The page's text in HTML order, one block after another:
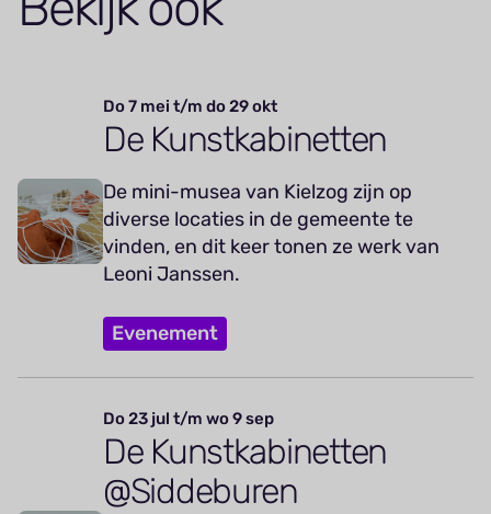
Do 7 mei t/m do 29 okt
De Kunstkabinetten
De mini-musea van Kielzog zijn op
diverse locaties in de gemeente te
vinden, en dit keer tonen ze werk van
Leoni Janssen.
Evenement
Do 23 jul t/m wo 9 sep
De Kunstkabinetten
@Siddeburen